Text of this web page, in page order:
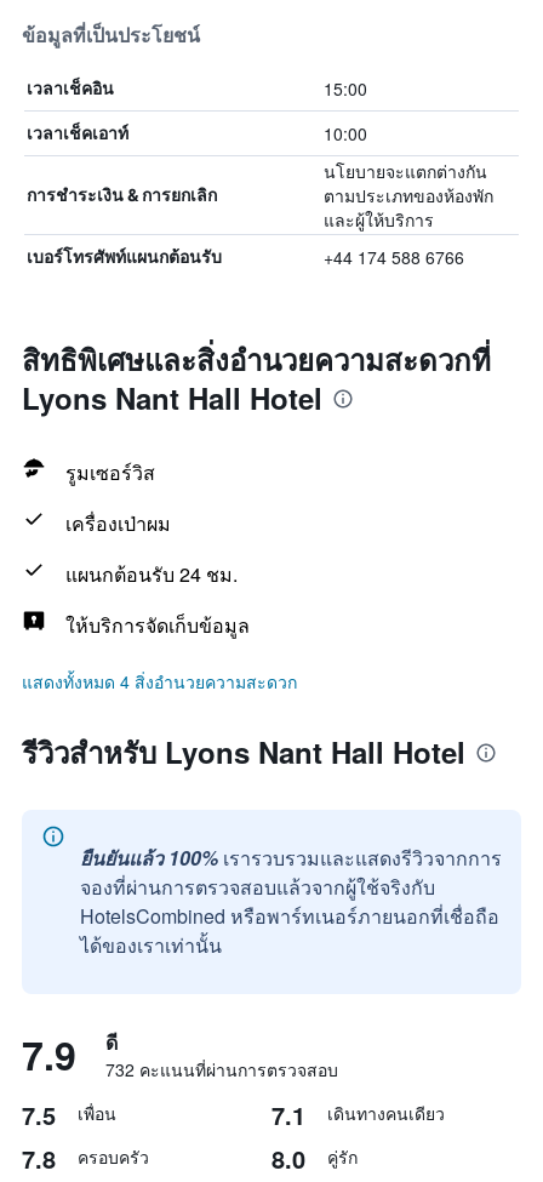
ข้อมูลที่เป็นประโยชน์
เวลาเช็คอิน 15:00
เวลาเช็คเอาท์ 10:00
การชำระเงิน & การยกเลิก
นโยบายจะแตกต่างกัน
ตามประเภทของห้องพัก
และผู้ให้บริการ
เบอร์โทรศัพท์แผนกต้อนรับ +44 174 588 6766
สิทธิพิเศษและสิ่งอำนวยความสะดวกที่
Lyons Nant Hall Hotel
รูมเซอร์วิส
เครื่องเป่าผม
แผนกต้อนรับ 24 ชม.
ให้บริการจัดเก็บข้อมูล
แสดงทั้งหมด 4 สิ่งอำนวยความสะดวก
รีวิวสำหรับ Lyons Nant Hall Hotel
ยืนยันแล้ว 100% เรารวบรวมและแสดงรีวิวจากการ
จองที่ผ่านการตรวจสอบแล้วจากผู้ใช้จริงกับ
HotelsCombined หรือพาร์ทเนอร์ภายนอกที่เชื่อถือ
ได้ของเราเท่านั้น
7.9 ดี
732 คะแนนที่ผ่านการตรวจสอบ
7.5 เพื่อน 7.1 เดินทางคนเดียว
7.8 ครอบครัว 8.0 คู่รัก